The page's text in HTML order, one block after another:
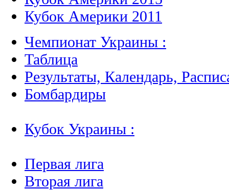
Кубок Америки 2011
Чемпионат Украины :
Таблица
Результаты, Календарь,
Бомбардиры
Кубок Украины :
Первая лига
Вторая лига